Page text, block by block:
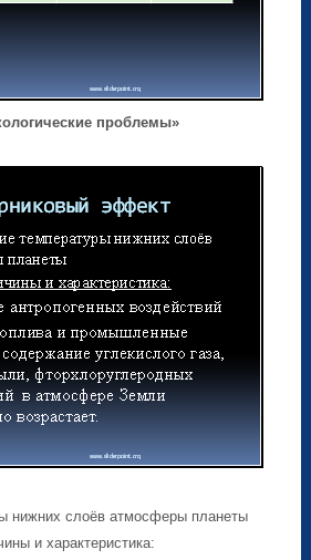
проблемы»
нижних слоёв атмосферы планеты
и характеристика: